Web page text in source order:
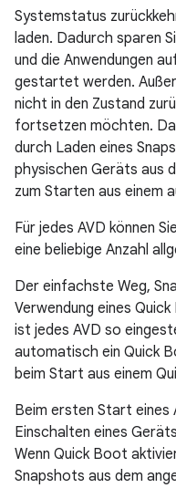
Systemstatus
laden. Dadurch sparen
und die Anwendungen
gestartet werden.
nicht in den Zustand
fortsetzen möchten.
durch Laden eines
physischen Geräts aus
zum Starten aus einem
Für jedes AVD können
eine beliebige Anzahl
Der einfachste Weg,
Verwendung eines
ist jedes AVD so
automatisch ein Quick
beim Start aus einem
Beim ersten Start eines
Einschalten eines
Wenn Quick Boot
Snapshots aus dem